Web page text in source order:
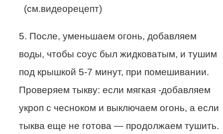
(см.видеорецепт)
5. После, уменьшаем огонь, добавляем
воды, чтобы соус был жидковатым, и тушим
под крышкой 5-7 минут, при помешивании.
Проверяем тыкву: если мягкая -добавляем
укроп с чесноком и выключаем огонь, а если
тыква еще не готова — продолжаем тушить.